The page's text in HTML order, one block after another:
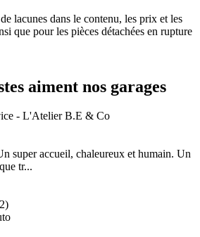
lacunes dans le contenu, les prix et les
que pour les pièces détachées en rupture
aiment nos garages
- L'Atelier B.E & Co
super accueil, chaleureux et humain. Un
tr...